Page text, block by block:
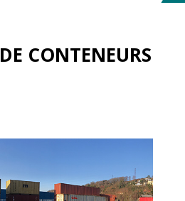
DE CONTENEURS